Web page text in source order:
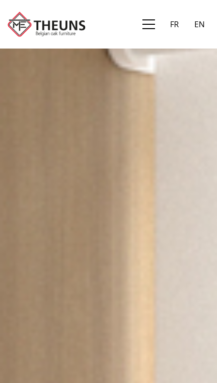
FR EN